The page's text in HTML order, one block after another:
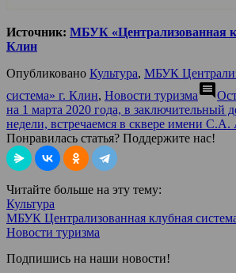
Источник: МБУК «Централизованная
Клин
Опубликовано Культура, МБУК
система» г. Клин, Новости туризмаcomment
на 1 марта 2020 года, в заключительный
недели, встречаемся в сквере имени С.А.
Понравилась статья? Поддержите нас!
Читайте больше на эту тему:
Культура
МБУК Централизованная клубная
Новости туризма
Подпишись на наши новости!